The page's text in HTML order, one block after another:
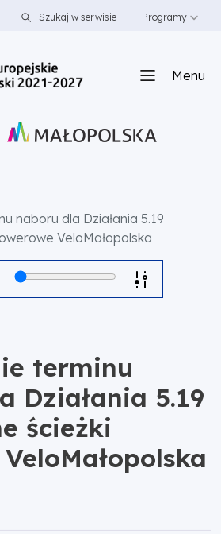
Szukaj w serwisie Programy
Menu
naboru dla Działania 5.19
VeloMałopolska
terminu
Działania 5.19
ścieżki